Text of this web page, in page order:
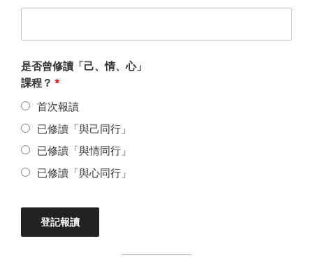
是否曾修讀「己、情、心」
課程？ *
首次報讀
已修讀「與己同行」
已修讀「與情同行」
已修讀「與心同行」